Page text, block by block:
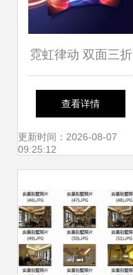
霓虹律动 双面三折
小册子商业模板的
设计与考量
查看详情
更新时间：2026-08-07
09:25:12